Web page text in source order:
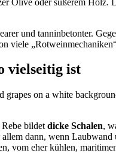
und tanninbetonter.
vielseitig ist
bildet dicke Schalen,
dann, wenn
vom eher kühlen,